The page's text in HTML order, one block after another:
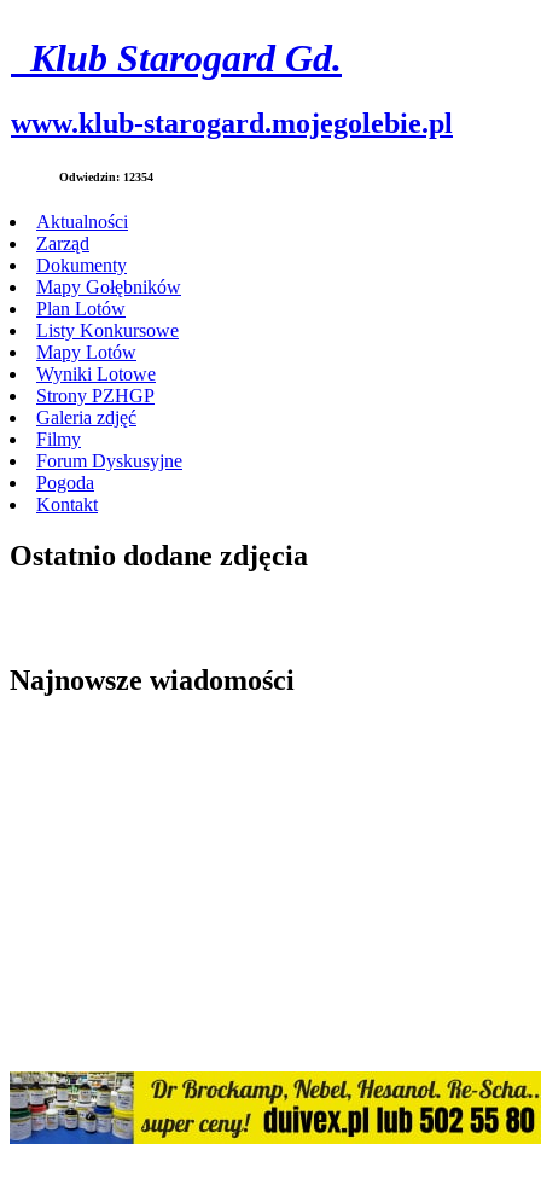
Klub Starogard Gd.
www.klub-starogard.mojegolebie.pl
Odwiedzin: 12354
Aktualności
Zarząd
Dokumenty
Mapy Gołębników
Plan Lotów
Listy Konkursowe
Mapy Lotów
Wyniki Lotowe
Strony PZHGP
Galeria zdjęć
Filmy
Forum Dyskusyjne
Pogoda
Kontakt
Ostatnio dodane zdjęcia
Najnowsze wiadomości